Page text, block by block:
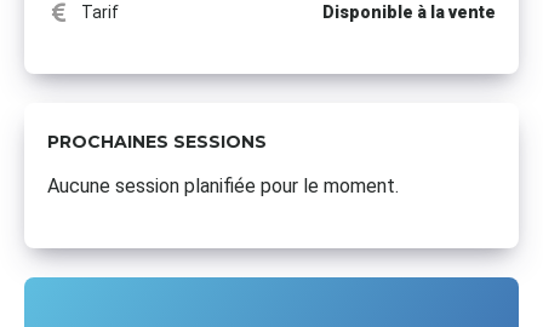
Tarif Disponible à la vente
PROCHAINES SESSIONS
Aucune session planifiée pour le moment.